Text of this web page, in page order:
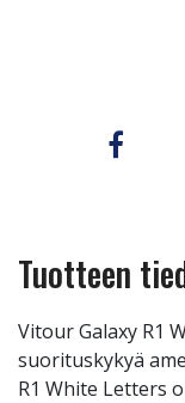
Tuotteen
Vitour Galaxy R1
suorituskykyä
R1 White Letters